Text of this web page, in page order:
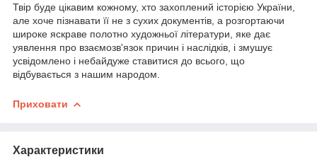
Твір буде цікавим кожному, хто захоплений історією України,
але хоче пізнавати її не з сухих документів, а розгортаючи
широке яскраве полотно художньої літератури, яке дає
уявлення про взаємозв'язок причин і наслідків, і змушує
усвідомлено і небайдуже ставитися до всього, що
відбувається з нашим народом.
Приховати
Характеристики